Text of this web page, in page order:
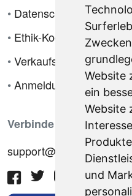
Website
ein
Website
und
• Datenschutzrichtlinie
• Ethik-Kodex
•Verkaufsbedingungen
•Anmeldung
Verbinde dich mit uns